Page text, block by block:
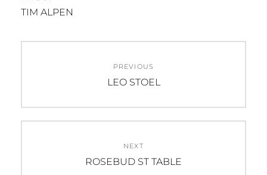
TIM ALPEN
navigation
PREVIOUS
Previous
LEO STOEL
NEXT
Next
ROSEBUD ST TABLE